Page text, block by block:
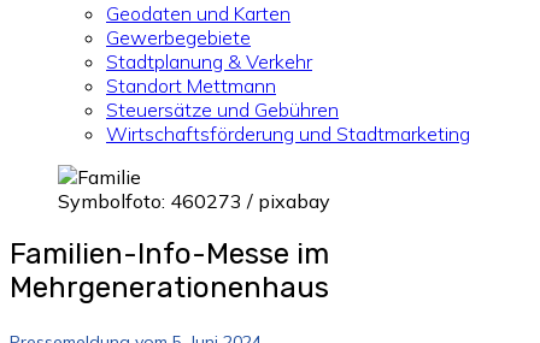
Geodaten und Karten
Gewerbegebiete
Stadtplanung & Verkehr
Standort Mettmann
Steuersätze und Gebühren
Wirtschaftsförderung und Stadtmarketing
Symbolfoto: 460273 / pixabay
Familien-Info-Messe im
Mehrgenerationenhaus